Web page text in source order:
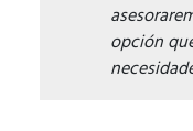
opción